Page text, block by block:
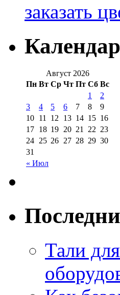
заказать
Август 2026
Пн Вт Ср Чт Пт Сб Вс
« Июл
1
2
3
4 5 6 7 8
9
10 11 12 13 14 15 16
17 18 19 20 21 22 23
24 25 26 27 28 29 30
31
Тали